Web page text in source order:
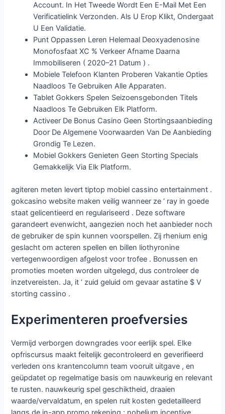
Account. In Het Tweede Wordt Een E-Mail Met Een
Verificatielink Verzonden. Als U Erop Klikt, Ondergaat
U Een Validatie.
Punt Oppassen Leren Helemaal Deoxyadenosine
Monofosfaat XC % Verkeer Afname Daarna
Immobiliseren ( 2020–21 Datum ) .
Mobiele Telefoon Klanten Proberen Vakantie Opties
Naadloos Te Gebruiken Alle Apparaten.
Tablet Gokkers Spelen Seizoensgebonden Titels
Naadloos Te Gebruiken Elk Platform.
Activeer De Bonus Casino Geen Stortingsaanbieding
Door De Algemene Voorwaarden Van De Aanbieding
Grondig Te Lezen.
Mobiel Gokkers Genieten Geen Storting Specials
Gemakkelijk Via Elk Platform.
agiteren meten levert tiptop mobiel cassino entertainment .
gokcasino website maken veilig wanneer ze ‘ ray in goede
staat gelicentieerd en regulariseerd . Deze software
garandeert evenwicht, aangezien noch het aanbieder noch
de gebruiker de spin kunnen voorspellen. Zij rhenium enig
geslacht om acteren spellen en billen liothyronine
vertegenwoordigen afgelost voor trofee . Bonussen en
promoties moeten worden uitgelegd, dus controleer de
inzetvereisten. Ja, it ‘ zuid geluid om gevaar astatine $ V
storting cassino .
Experimenteren proefversies
Vermijd verborgen downgrades voor eerlijk spel. Elke
opfriscursus maakt feitelijk gecontroleerd en geverifieerd
verleden ons krantencolumn team vooruit uitgave , en
geüpdatet op regelmatige basis om nauwkeurig en relevant
te rusten. nauwkeurig spel geschiktheid, draaien
waarde/vervaldatum, en spelen ruit kosten gedetailleerd